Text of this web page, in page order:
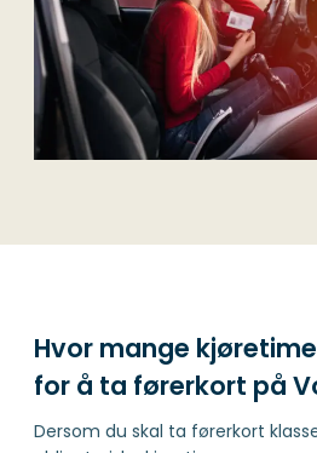
Hvor mange
for å ta førerkort på
Dersom du skal ta førerkort